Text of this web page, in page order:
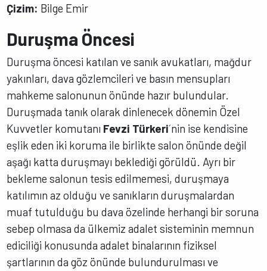
Çizim: Bilge Emir
Duruşma Öncesi
Duruşma öncesi katılan ve sanık avukatları, mağdur
yakınları, dava gözlemcileri ve basın mensupları
mahkeme salonunun önünde hazır bulundular.
Duruşmada tanık olarak dinlenecek dönemin Özel
Kuvvetler komutanı Fevzi Türkeri´nin ise kendisine
eşlik eden iki koruma ile birlikte salon önünde değil
aşağı katta duruşmayı beklediği görüldü. Ayrı bir
bekleme salonun tesis edilmemesi, duruşmaya
katılımın az olduğu ve sanıkların duruşmalardan
muaf tutulduğu bu dava özelinde herhangi bir soruna
sebep olmasa da ülkemiz adalet sisteminin memnun
ediciliği konusunda adalet binalarının fiziksel
şartlarının da göz önünde bulundurulması ve